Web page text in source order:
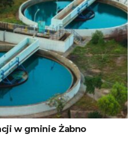
w gminie Żabno